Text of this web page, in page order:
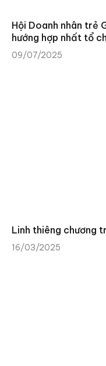
Hội Doanh nhân trẻ
hướng hợp nhất tổ
09/07/2025
Linh thiêng chương
16/03/2025